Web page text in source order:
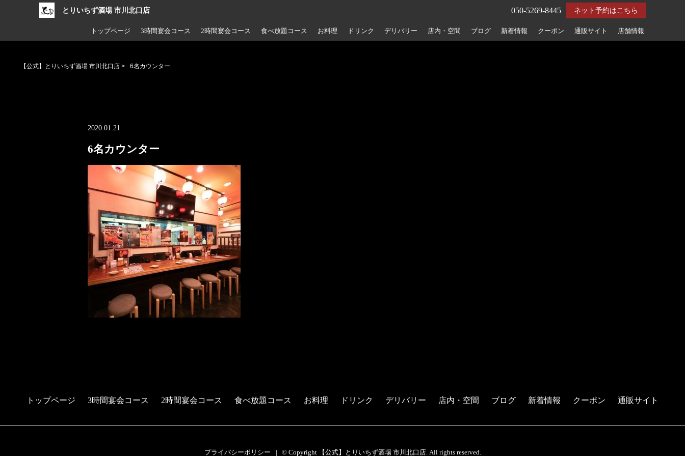
とりいちず酒場 市川北口店 ネット予約はこちら
050-5269-8445
トップページ 3時間宴会コース 2時間宴会コース 食べ放題コース お料理 ドリンク デリバリー 店内・空間 ブログ 新着情報 クーポン 通販サイト 店舗情報
【公式】とりいちず酒場 市川北口店 > 6名カウンター
2020.01.21
6名カウンター
トップページ 3時間宴会コース 2時間宴会コース 食べ放題コース お料理 ドリンク デリバリー 店内・空間 ブログ 新着情報 クーポン 通販サイト
プライバシーポリシー © Copyright 【公式】とりいちず酒場 市川北口店. All rights reserved.